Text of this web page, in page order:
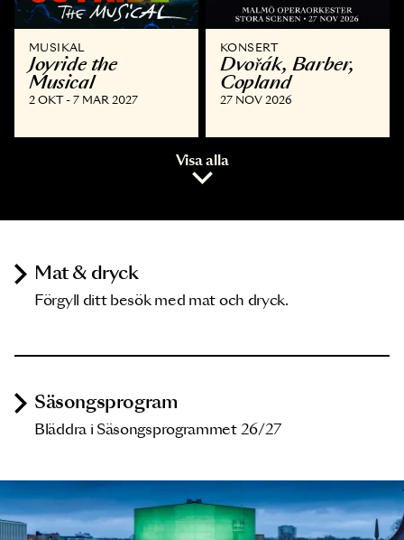
MUSIKAL
Joyride the
Musical
2 OKT - 7 MAR 2027
KONSERT
Dvořák, Barber,
Copland
27 NOV 2026
Visa alla
Mat & dryck
Förgyll ditt besök med mat och dryck.
Säsongsprogram
Bläddra i Säsongsprogrammet 26/27